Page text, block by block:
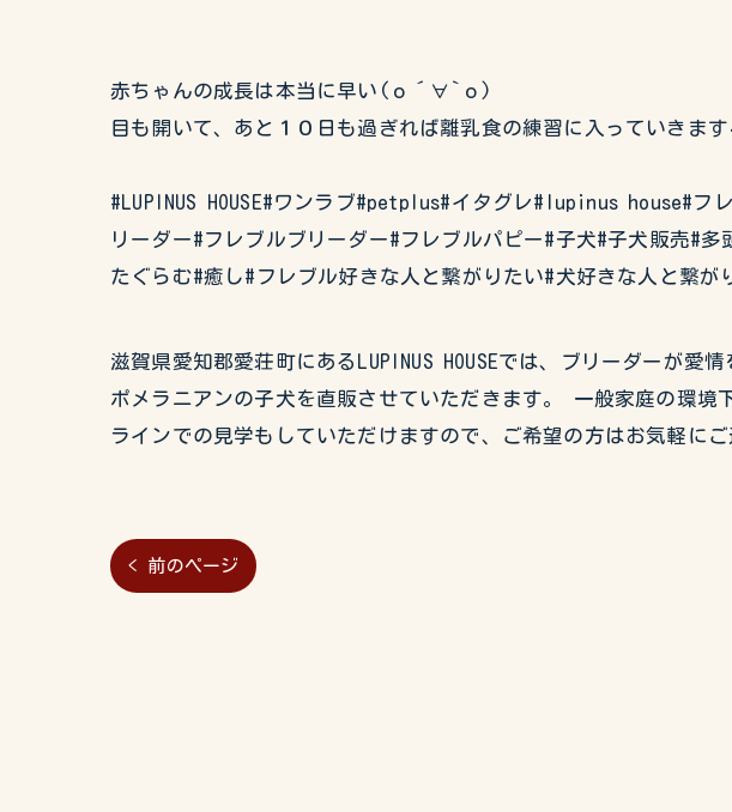
赤ちゃんの成長は本当に早い(о´∀`о)
目も開いて、あと１０日も過ぎれば離乳食の練習に入っていき
#LUPINUS HOUSE#ワンラブ#petplus#イタグレ#lupinus house#
リーダー#フレブルブリーダー#フレブルパピー#子犬#子犬販売#
たぐらむ#癒し#フレブル好きな人と繋がりたい#犬好きな人と繋が
滋賀県愛知郡愛荘町にあるLUPINUS HOUSEでは、ブリーダーが
ポメラニアンの子犬を直販させていただきます。 一般家庭の環
ラインでの見学もしていただけますので、ご希望の方はお気軽にご
< 前のページ